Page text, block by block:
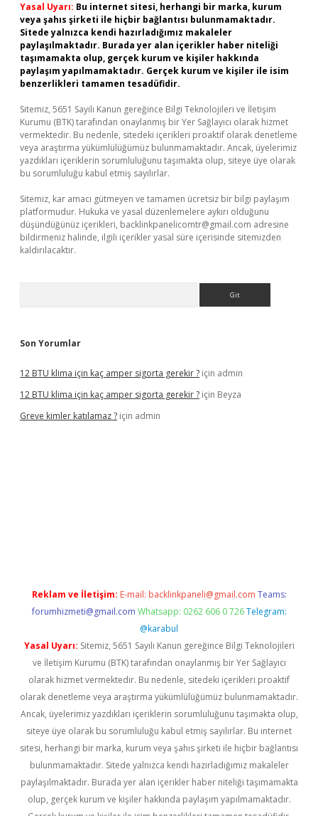
Yasal Uyarı: Bu internet sitesi, herhangi bir marka, kurum
veya şahıs şirketi ile hiçbir bağlantısı bulunmamaktadır.
Sitede yalnızca kendi hazırladığımız makaleler
paylaşılmaktadır. Burada yer alan içerikler haber niteliği
taşımamakta olup, gerçek kurum ve kişiler hakkında
paylaşım yapılmamaktadır. Gerçek kurum ve kişiler ile isim
benzerlikleri tamamen tesadüfidir.
Sitemiz, 5651 Sayılı Kanun gereğince Bilgi Teknolojileri ve İletişim
Kurumu (BTK) tarafından onaylanmış bir Yer Sağlayıcı olarak hizmet
vermektedir. Bu nedenle, sitedeki içerikleri proaktif olarak denetleme
veya araştırma yükümlülüğümüz bulunmamaktadır. Ancak, üyelerimiz
yazdıkları içeriklerin sorumluluğunu taşımakta olup, siteye üye olarak
bu sorumluluğu kabul etmiş sayılırlar.
Sitemiz, kar amacı gütmeyen ve tamamen ücretsiz bir bilgi paylaşım
platformudur. Hukuka ve yasal düzenlemelere aykırı olduğunu
düşündüğünüz içerikleri, backlinkpanelicomtr@gmail.com adresine
bildirmeniz halinde, ilgili içerikler yasal süre içerisinde sitemizden
kaldırılacaktır.
Son Yorumlar
12 BTU klima için kaç amper sigorta gerekir ? için admin
12 BTU klima için kaç amper sigorta gerekir ? için Beyza
Greve kimler katılamaz ? için admin
Reklam ve İletişim: E-mail: backlinkpaneli@gmail.com Teams:
forumhizmeti@gmail.com Whatsapp: 0262 606 0 726 Telegram:
@karabul
Yasal Uyarı: Sitemiz, 5651 Sayılı Kanun gereğince Bilgi Teknolojileri
ve İletişim Kurumu (BTK) tarafından onaylanmış bir Yer Sağlayıcı
olarak hizmet vermektedir. Bu nedenle, sitedeki içerikleri proaktif
olarak denetleme veya araştırma yükümlülüğümüz bulunmamaktadır.
Ancak, üyelerimiz yazdıkları içeriklerin sorumluluğunu taşımakta olup,
siteye üye olarak bu sorumluluğu kabul etmiş sayılırlar. Bu internet
sitesi, herhangi bir marka, kurum veya şahıs şirketi ile hiçbir bağlantısı
bulunmamaktadır. Sitede yalnızca kendi hazırladığımız makaleler
paylaşılmaktadır. Burada yer alan içerikler haber niteliği taşımamakta
olup, gerçek kurum ve kişiler hakkında paylaşım yapılmamaktadır.